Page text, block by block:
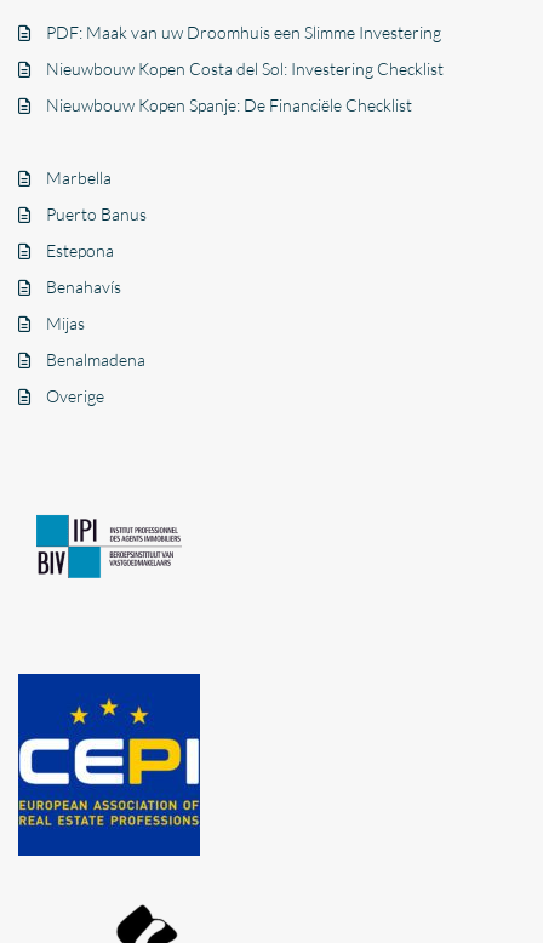
PDF: Maak van uw Droomhuis een Slimme Investering
Nieuwbouw Kopen Costa del Sol: Investering Checklist
Nieuwbouw Kopen Spanje: De Financiële Checklist
Marbella
Puerto Banus
Estepona
Benahavís
Mijas
Benalmadena
Overige